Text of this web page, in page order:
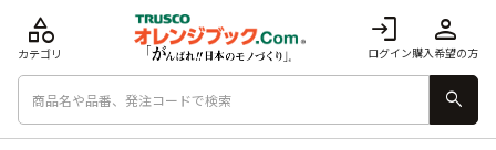
login
ログイン
person
購入希望の方
category
カテゴリ
search